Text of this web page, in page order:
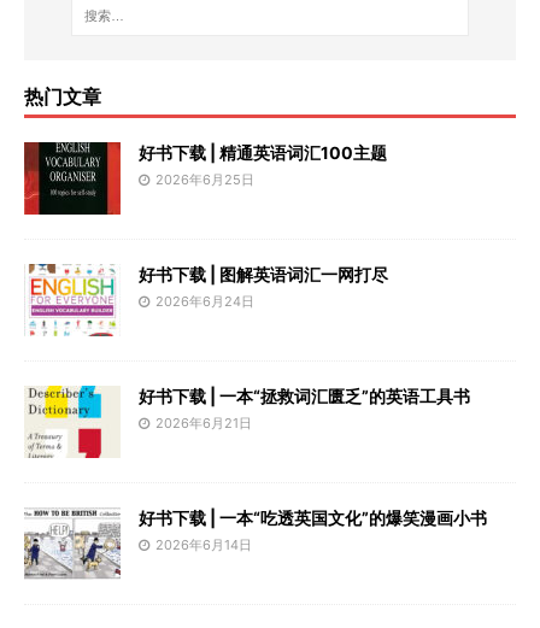
热门文章
好书下载 | 精通英语词汇100主题
2026年6月25日
好书下载 | 图解英语词汇一网打尽
2026年6月24日
好书下载 | 一本“拯救词汇匮乏”的英语工具书
2026年6月21日
好书下载 | 一本“吃透英国文化”的爆笑漫画小书
2026年6月14日